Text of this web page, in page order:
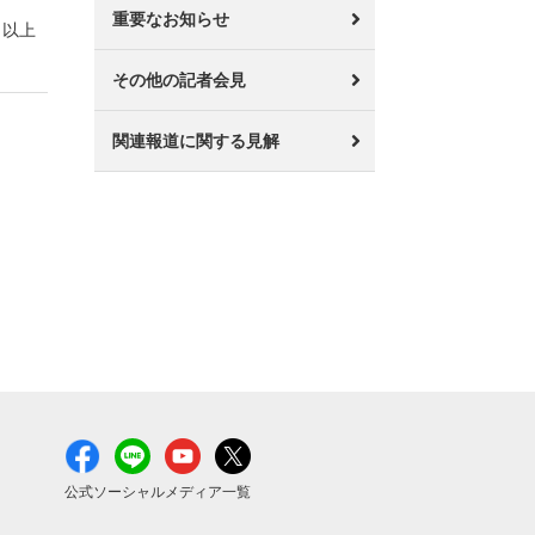
以上
重要なお知らせ
その他の記者会見
関連報道に関する見解
公式ソーシャルメディア一覧